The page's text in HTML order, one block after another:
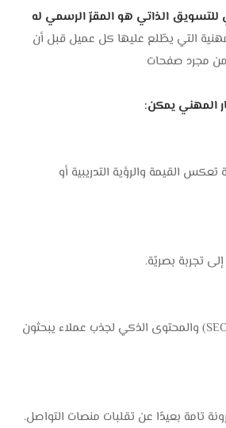
الذاتي هو المقرّ الرسمي له
التي يطّلع عليها كل عميل قبل أن
من مجرد صفحات
المهني يمكن:
تعكس القيمة والرؤية التدريبية أو
إلى تجربة بصريّة.
استخدام أدوات السيو (SEO) والمحتوى الذكي لجذب عملاء يبحثون
تامة بعيدًا عن تقلبات منصات التواصل.